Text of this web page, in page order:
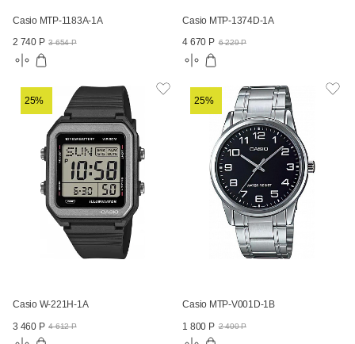
Casio MTP-1183A-1A
2 740 Р 3 654 Р
Casio MTP-1374D-1A
4 670 Р 6 229 Р
25%
Casio W-221H-1A
3 460 Р 4 612 Р
25%
Casio MTP-V001D-1B
1 800 Р 2 400 Р